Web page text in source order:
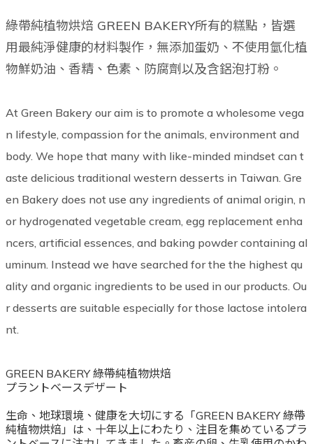
綠帶純植物烘焙 GREEN BAKERY所有的糕點，皆選
用最純淨健康的材料製作，無添加蛋奶、不使用氫化植
物鮮奶油、香精、色素、防腐劑以及含鋁泡打粉。
At Green Bakery our aim is to promote a wholesome vega
n lifestyle, compassion for the animals, environment and
body. We hope that many with like-minded mindset can t
aste delicious traditional western desserts in Taiwan. Gre
en Bakery does not use any ingredients of animal origin, n
or hydrogenated vegetable cream, egg replacement enha
ncers, artificial essences, and baking powder containing al
uminum. Instead we have searched for the the highest qu
ality and organic ingredients to be used in our products. Ou
r desserts are suitable especially for those lactose intolera
nt.
GREEN BAKERY 綠帶純植物烘焙
プラントベースデザート
生命、地球環境、健康を大切にする「GREEN BAKERY 綠帶
純植物烘焙」は、十年以上にわたり、注目を集めているプラ